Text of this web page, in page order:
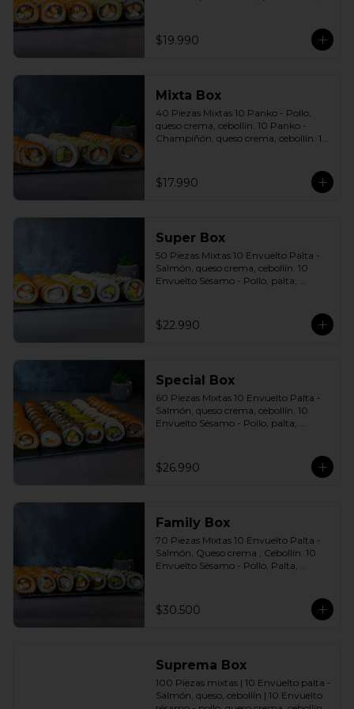
a elección soya o agridulce Bless + 3
palitos
$19.990
Mixta Box
40 Piezas Mixtas 10 Panko - Pollo,
queso crema, cebollín. 10 Panko -
Champiñón, queso crema, cebollín. 10
palta, cebollín. Incluye: 2 Salsa soya 2
Salsa agridulce Bless 3 palitos
$17.990
Super Box
50 Piezas Mixtas 10 Envuelto Palta -
Salmón, queso crema, cebollín. 10
Envuelto Sésamo - Pollo, palta,
Pollo, queso crema, cebollín. 10 Panko
- Camarón, queso crema, cebollín
$22.990
Special Box
60 Piezas Mixtas 10 Envuelto Palta -
Salmón, queso crema, cebollín. 10
Envuelto Sésamo - Pollo, palta,
Pollo, queso crema, cebollín. 10 Panko
- Champiñón, queso crema, cebollín.
$26.990
Family Box
70 Piezas Mixtas 10 Envuelto Palta -
Salmón, Queso crema , Cebollín. 10
Envuelto Sésamo - Pollo, Palta,
Ciboulette - Camarón, queso crema,
cebollín. 10 Panko - Pollo, Queso
7 Salsas a elección soya o agridulce
Bless + 6 palitos
$30.500
Suprema Box
100 Piezas mixtas | 10 Envuelto palta -
Salmón, queso, cebollín | 10 Envuelto